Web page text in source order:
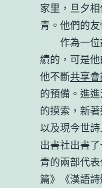
家里，旦夕
青。他們的
作為一
績的，可是
他不斷共享
的預備。進
的摸索，新
以及現今世
出書社出書
青的兩部代
篇》《漢語